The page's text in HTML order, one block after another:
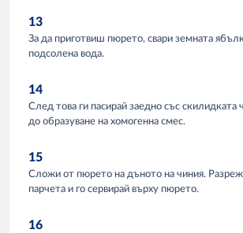
13
За да приготвиш пюрето, свари земната
подсолена вода.
14
След това ги пасирай заедно със скилидката
до образуване на хомогенна смес.
15
Сложи от пюрето на дъното на чиния.
парчета и го сервирай върху пюрето.
16